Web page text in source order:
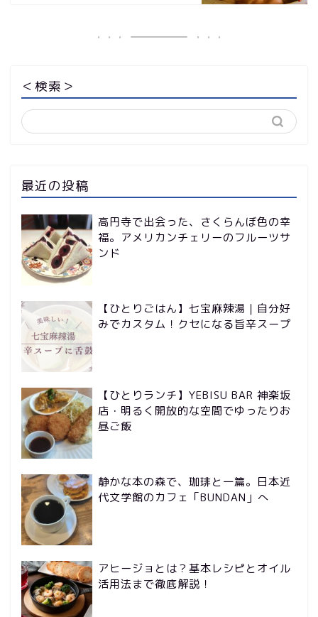
＜検索＞
最近の投稿
高円寺で出会った、さくらんぼ色の幸
福。アメリカンチェリーのフルーツサ
ンド
【ひとりごはん】七宝麻辣湯｜自分好
みでカスタム！クセになる旨辛スープ
【ひとりランチ】YEBISU BAR 神楽坂
店・明るく開放的な空間でゆったりお
昼ご飯
静かな本の森で、珈琲と一篇。日本近
代文学館のカフェ「BUNDAN」へ
アヒージョとは？基本レシピとオイル
活用法まで徹底解説！